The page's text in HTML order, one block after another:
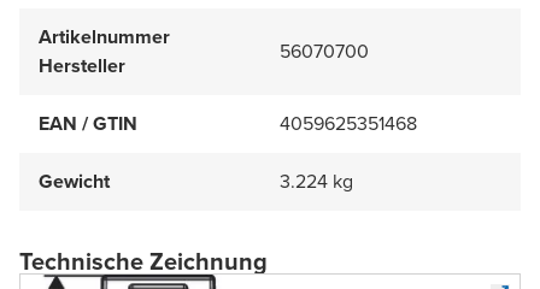
Artikelnummer
Hersteller
56070700
EAN / GTIN 4059625351468
Gewicht 3.224 kg
Technische Zeichnung